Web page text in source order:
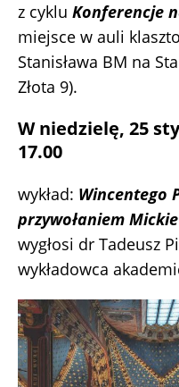
z cyklu Konferencje
miejsce w auli
Stanisława BM na
Złota 9).
W niedzielę, 25
17.00
wykład: Wincentego
przywołaniem
wygłosi dr Tadeusz
wykładowca